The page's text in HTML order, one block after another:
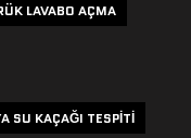
LAVABO AÇMA
SU KAÇAĞI TESPITI